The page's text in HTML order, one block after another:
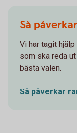
Så
Vi har tagit
som ska reda
bästa valen.
Så påverkar